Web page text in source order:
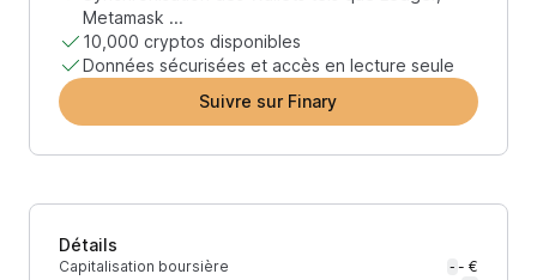
Metamask ...
10,000 cryptos disponibles
Données sécurisées et accès en lecture seule
Suivre sur Finary
Détails
Capitalisation boursière - - €